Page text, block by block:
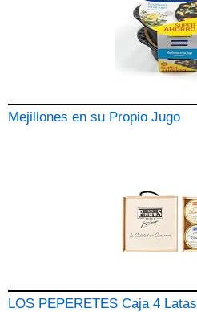
Mejillones en su Propio Jugo
LOS PEPERETES Caja 4 Latas